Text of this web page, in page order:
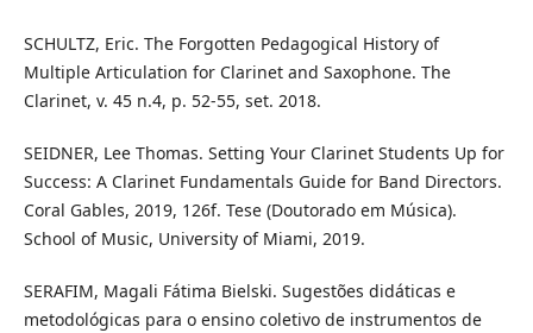
SCHULTZ, Eric. The Forgotten Pedagogical History of
Multiple Articulation for Clarinet and Saxophone. The
Clarinet, v. 45 n.4, p. 52-55, set. 2018.
SEIDNER, Lee Thomas. Setting Your Clarinet Students Up for
Success: A Clarinet Fundamentals Guide for Band Directors.
Coral Gables, 2019, 126f. Tese (Doutorado em Música).
School of Music, University of Miami, 2019.
SERAFIM, Magali Fátima Bielski. Sugestões didáticas e
metodológicas para o ensino coletivo de instrumentos de